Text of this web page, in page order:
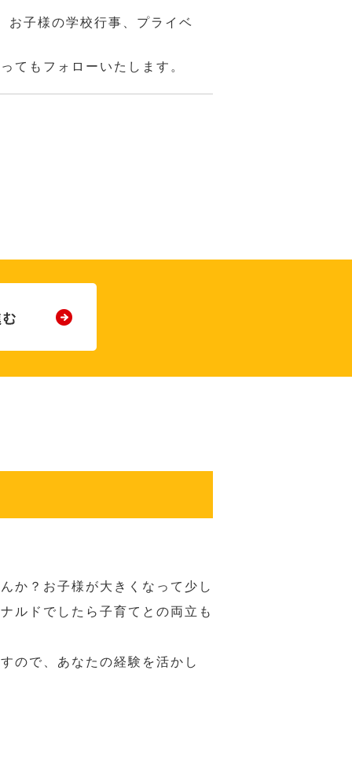
お子様の学校行事、プライベ
てもフォローいたします。
か？お子様が大きくなって少し
ルドでしたら子育てとの両立も
ので、あなたの経験を活かし